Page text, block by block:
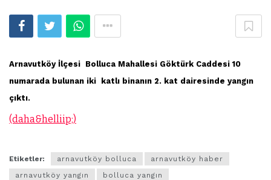
Arnavutköy İlçesi Bolluca Mahallesi Göktürk Caddesi 10
numarada bulunan iki katlı binanın 2. kat dairesinde yangın
çıktı.
(daha&helliip;)
Etiketler: arnavutköy bolluca
arnavutköy haber
arnavutköy yangın
bolluca yangın